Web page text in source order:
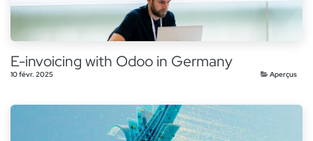
E-invoicing with Odoo in Germany
10 févr. 2025 Aperçus